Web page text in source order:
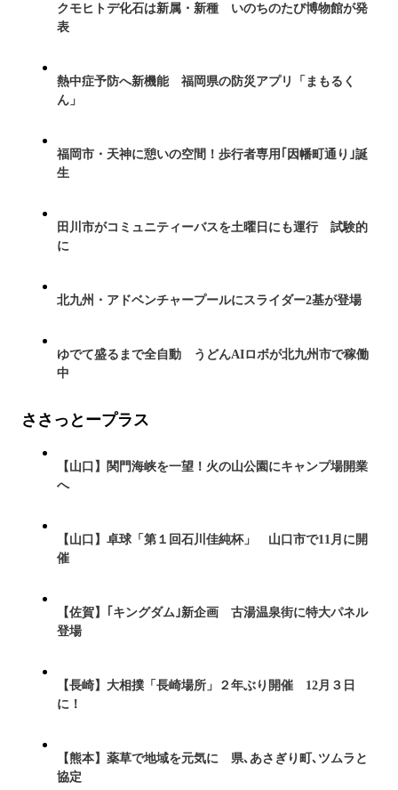
クモヒトデ化石は新属・新種 いのちのたび博物館が発
表
熱中症予防へ新機能 福岡県の防災アプリ「まもるく
ん」
福岡市・天神に憩いの空間！歩行者専用｢因幡町通り｣誕
生
田川市がコミュニティーバスを土曜日にも運行 試験的
に
北九州・アドベンチャープールにスライダー2基が登場
ゆでて盛るまで全自動 うどんAIロボが北九州市で稼働
中
ささっとープラス
【山口】関門海峡を一望！火の山公園にキャンプ場開業
へ
【山口】卓球「第１回石川佳純杯」 山口市で11月に開
催
【佐賀】｢キングダム｣新企画 古湯温泉街に特大パネル
登場
【長崎】大相撲「長崎場所」２年ぶり開催 12月３日
に！
【熊本】薬草で地域を元気に 県､あさぎり町､ツムラと
協定